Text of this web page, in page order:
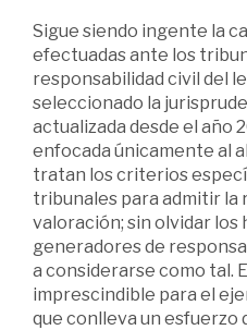
Sigue siendo ingente la
efectuadas ante los
responsabilidad civil del
seleccionado la
actualizada desde el año
enfocada únicamente al
tratan los criterios
tribunales para admitir la
valoración; sin olvidar
generadores de
a considerarse como tal.
imprescindible para el
que conlleva un